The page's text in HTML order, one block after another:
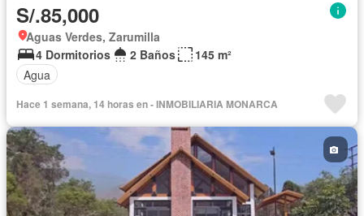
S/.85,000
Aguas Verdes, Zarumilla
4 Dormitorios
2 Baños
145 m²
Agua
Hace 1 semana, 14 horas en - INMOBILIARIA MONARCA